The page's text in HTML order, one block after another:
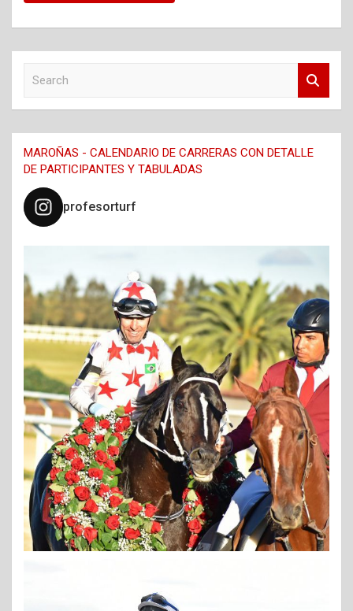
c
h
MAROÑAS - CALENDARIO DE CARRERAS CON DETALLE
DE PARTICIPANTES Y TABULADAS
profesorturf